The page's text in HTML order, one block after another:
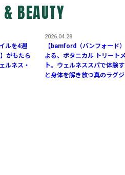
BEAUTY
ルを4週
がもたら
ルネス・
【bamford（バンフォード
よる、ボタニカル トリート
ト。ウェルネススパで体験
と身体を解き放つ真のラグジ
2026.04.28